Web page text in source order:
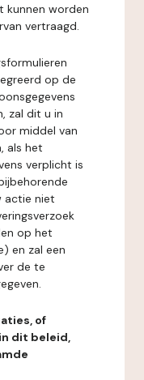
kunnen worden
vertraagd.
op de
zal dit u in
middel van
als het
verplicht is
actie niet
op het
en zal een
de te
of
dit beleid,